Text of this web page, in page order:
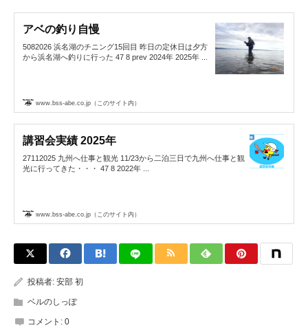
アベの釣り自慢
5082026 浜名湖のチニング15回目 昨日の定休日は夕方
から浜名湖へ釣りに行った 47 8 prev 2024年 2025年 ...
www.bss-abe.co.jp（このサイト内）
講習会実績 2025年
27112025 九州へ仕事と観光 11/23から二泊三日で九州へ仕事と観
光に行ってきた・・・ 47 8 2022年 ...
www.bss-abe.co.jp（このサイト内）
投稿者: 安部 初
ベルのしっぽ
コメント: 0